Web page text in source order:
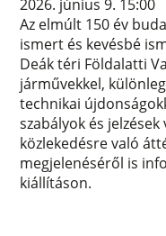
2026. június 9. 15:00
Az elmúlt 150 év
ismert és kevésbé
Deák téri Földalatti
járművekkel,
technikai
szabályok és
közlekedésre való
megjelenéséről is
kiállításon.